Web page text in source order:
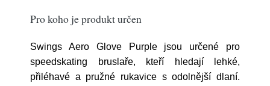
Pro koho je produkt určen
Swings Aero Glove Purple jsou určené pro
speedskating bruslaře, kteří hledají lehké,
přiléhavé a pružné rukavice s odolnější dlaní.